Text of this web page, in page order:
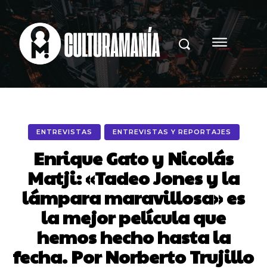
ENTREVISTAS ENTREVISTAS Y REPORTAJES
Enrique Gato y Nicolás
Matji: «Tadeo Jones y la
lámpara maravillosa» es
la mejor película que
hemos hecho hasta la
fecha. Por Norberto Trujillo